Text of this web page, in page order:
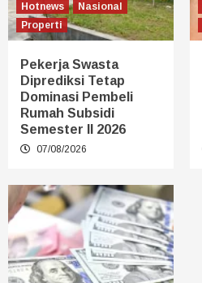
Hotnews
Nasional
Properti
Pekerja Swasta
Diprediksi Tetap
Dominasi Pembeli
Rumah Subsidi
Semester II 2026
07/08/2026